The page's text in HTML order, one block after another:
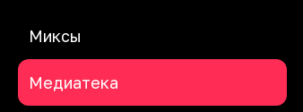
Миксы
Медиатека